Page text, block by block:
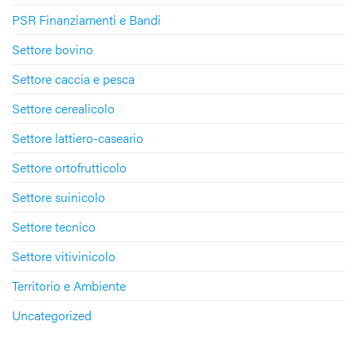
PSR Finanziamenti e Bandi
Settore bovino
Settore caccia e pesca
Settore cerealicolo
Settore lattiero-caseario
Settore ortofrutticolo
Settore suinicolo
Settore tecnico
Settore vitivinicolo
Territorio e Ambiente
Uncategorized